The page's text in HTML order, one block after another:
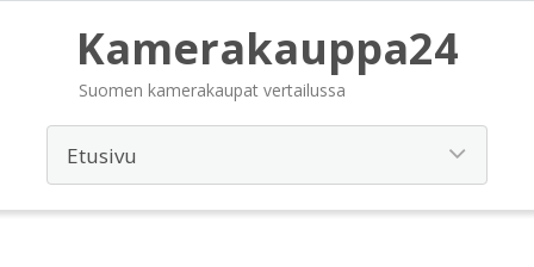
Kamerakauppa24
Suomen kamerakaupat vertailussa